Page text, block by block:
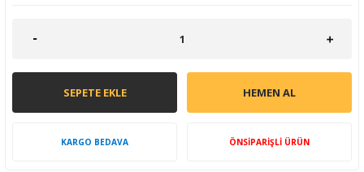
SEPETE EKLE HEMEN AL
KARGO BEDAVA ÖNSİPARİŞLİ ÜRÜN